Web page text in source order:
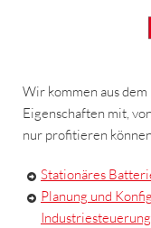
Wir kommen aus
Eigenschaften mit,
nur profitieren
Stationäres
Planung und